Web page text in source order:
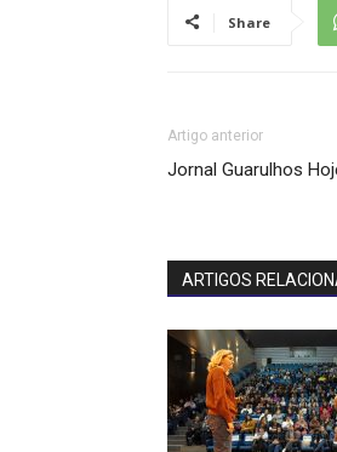
Share
Artigo anterior
Jornal Guarulhos
ARTIGOS